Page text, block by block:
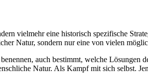
vielmehr eine historisch spezifische
Natur, sondern nur eine von vielen
auch bestimmt, welche
Natur. Als Kampf mit sich selbst.